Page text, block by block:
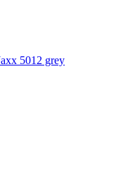
5012 grey